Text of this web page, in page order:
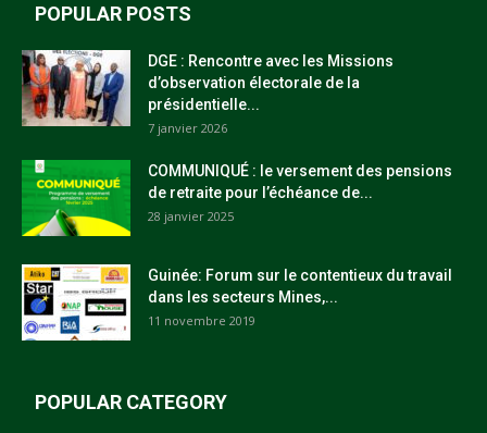
POPULAR POSTS
DGE : Rencontre avec les Missions
d’observation électorale de la
présidentielle...
7 janvier 2026
COMMUNIQUÉ : le versement des pensions
de retraite pour l’échéance de...
28 janvier 2025
Guinée: Forum sur le contentieux du travail
dans les secteurs Mines,...
11 novembre 2019
POPULAR CATEGORY